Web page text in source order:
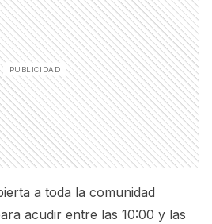
a toda la comunidad
acudir entre las 10:00 y las